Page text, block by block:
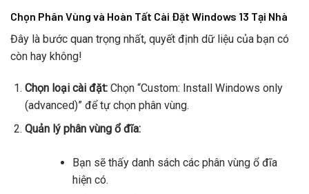
Chọn Phân Vùng và Hoàn Tất Cài Đặt Windows 13 Tại Nhà
Đây là bước quan trọng nhất, quyết định dữ liệu của bạn có
còn hay không!
Chọn loại cài đặt:Chọn “Custom: Install Windows only
(advanced)” để tự chọn phân vùng.
Quản lý phân vùng ổ đĩa:
Bạn sẽ thấy danh sách các phân vùng ổ đĩa
hiện có.